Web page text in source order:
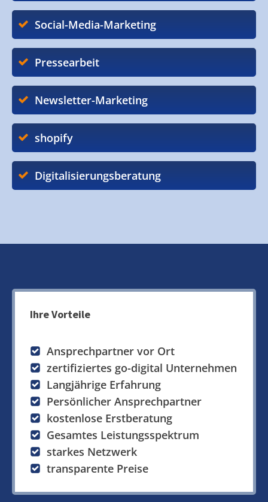
Social-Media-Marketing
Pressearbeit
Newsletter-Marketing
shopify
Digitalisierungsberatung
Ihre Vorteile
Ansprechpartner vor Ort
zertifiziertes go-digital Unternehmen
Langjährige Erfahrung
Persönlicher Ansprechpartner
kostenlose Erstberatung
Gesamtes Leistungsspektrum
starkes Netzwerk
transparente Preise